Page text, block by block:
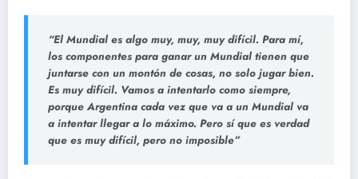
“El Mundial es algo muy, muy, muy difícil. Para mí,
los componentes para ganar un Mundial tienen que
juntarse con un montón de cosas, no solo jugar bien.
Es muy difícil. Vamos a intentarlo como siempre,
porque Argentina cada vez que va a un Mundial va
a intentar llegar a lo máximo. Pero sí que es verdad
que es muy difícil, pero no imposible”